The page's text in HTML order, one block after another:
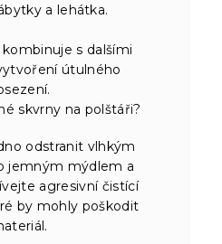
a lehátka.
kombinuje s dalšími
útulného
skvrny na polštáři?
odstranit vlhkým
jemným mýdlem a
agresivní čistící
by mohly poškodit